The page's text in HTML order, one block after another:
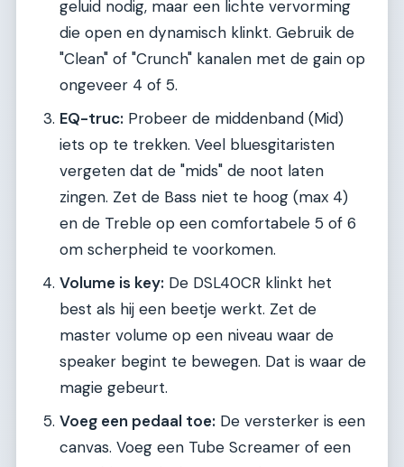
geluid nodig, maar een lichte vervorming
die open en dynamisch klinkt. Gebruik de
"Clean" of "Crunch" kanalen met de gain op
ongeveer 4 of 5.
EQ-truc: Probeer de middenband (Mid)
iets op te trekken. Veel bluesgitaristen
vergeten dat de "mids" de noot laten
zingen. Zet de Bass niet te hoog (max 4)
en de Treble op een comfortabele 5 of 6
om scherpheid te voorkomen.
Volume is key: De DSL40CR klinkt het
best als hij een beetje werkt. Zet de
master volume op een niveau waar de
speaker begint te bewegen. Dat is waar de
magie gebeurt.
Voeg een pedaal toe: De versterker is een
canvas. Voeg een Tube Screamer of een